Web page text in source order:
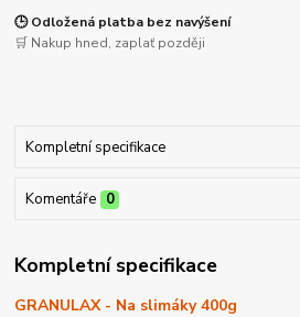
🕒 Odložená platba bez navýšení
🛒 Nakup hned, zaplať později
Kompletní specifikace
Komentáře 0
Kompletní specifikace
GRANULAX - Na slimáky 400g